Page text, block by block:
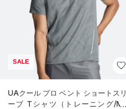
SALE
UAクール プロ ベント ショートスリ
ーブ Tシャツ（トレーニング/ME